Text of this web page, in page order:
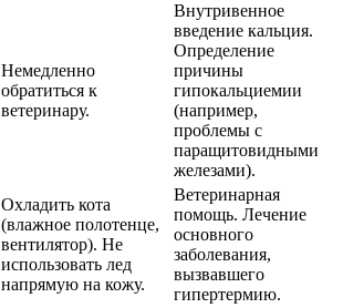
Немедленно
обратиться к
ветеринару.
Внутривенное
введение кальция.
Определение
причины
гипокальциемии
(например,
проблемы с
паращитовидными
железами).
Охладить кота
(влажное полотенце,
вентилятор). Не
использовать лед
напрямую на кожу.
Ветеринарная
помощь. Лечение
основного
заболевания,
вызвавшего
гипертермию.